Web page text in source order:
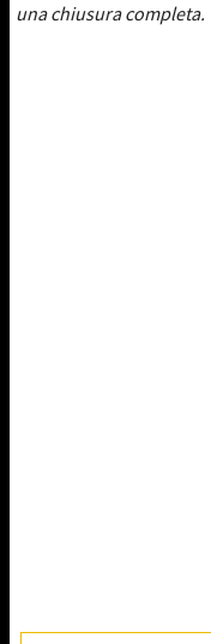
una chiusura completa.